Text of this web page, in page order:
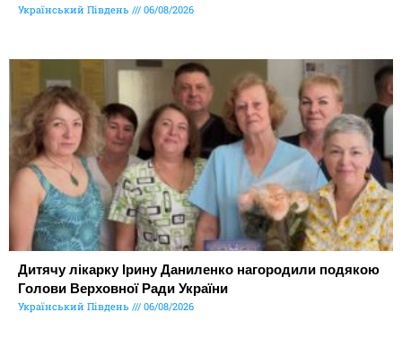
Український Південь 06/08/2026
Дитячу лікарку Ірину Даниленко нагородили подякою
Голови Верховної Ради України
Український Південь 06/08/2026